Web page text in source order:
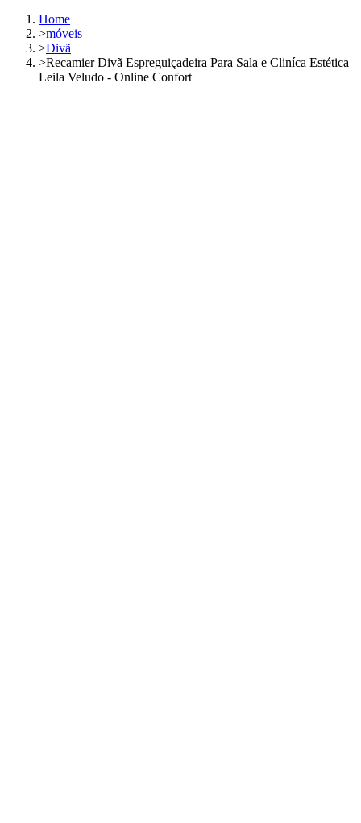
Home
>móveis
>Divã
>Recamier Divã Espreguiçadeira Para Sala e Cliníca Estética
Leila Veludo - Online Confort